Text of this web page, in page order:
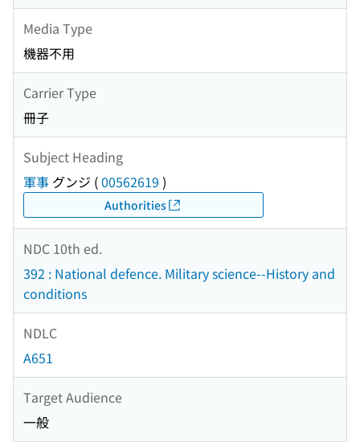
Media Type
機器不用
Carrier Type
冊子
Subject Heading
軍事 グンジ (00562619 )
Authorities
NDC 10th ed.
392 : National defence. Military science--History and
conditions
NDLC
A651
Target Audience
一般